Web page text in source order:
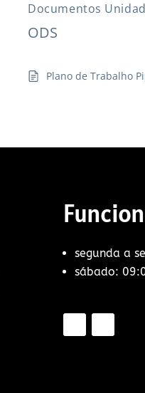
Documentos
ODS
Plano de Trabalho
segunda a
sábado: